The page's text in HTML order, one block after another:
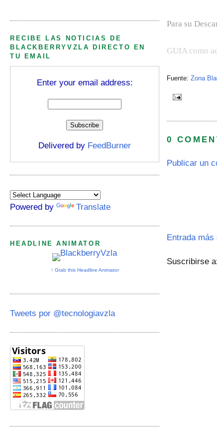
Para su
GUIA como
Fuente: Zona
0
Publicar un
Entrada más
Suscribirse
RECIBE LAS NOTICIAS DE
BLACKBERRYVZLA DIRECTO EN
TU EMAIL
Enter your email address:
Delivered by FeedBurner
Powered by Translate
HEADLINE ANIMATOR
↑ Grab this Headline Animator
Tweets por @tecnologiavzla